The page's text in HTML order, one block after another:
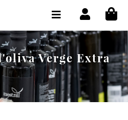
Verge Extra
COMPRA ONLINE